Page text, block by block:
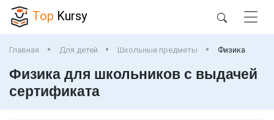
Top Kursy
Главная Для детей Школьные предметы Физика
Физика для школьников с выдачей
сертификата